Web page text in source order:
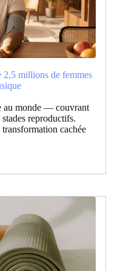
2,5 millions de femmes
au monde — couvrant
reproductifs.
cachée